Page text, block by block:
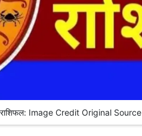
Image Credit Original Source